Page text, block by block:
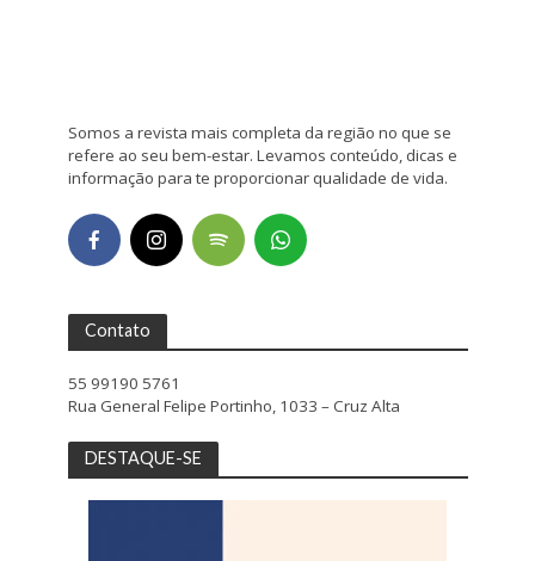
Somos a revista mais completa da região no que se
refere ao seu bem-estar. Levamos conteúdo, dicas e
informação para te proporcionar qualidade de vida.
Contato
55 99190 5761
Rua General Felipe Portinho, 1033 – Cruz Alta
DESTAQUE-SE